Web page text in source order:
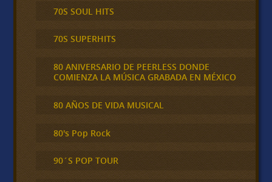
70S SOUL HITS
70S SUPERHITS
80 ANIVERSARIO DE PEERLESS DONDE
COMIENZA LA MÚSICA GRABADA EN MÉXICO
80 AÑOS DE VIDA MUSICAL
80's Pop Rock
90´S POP TOUR